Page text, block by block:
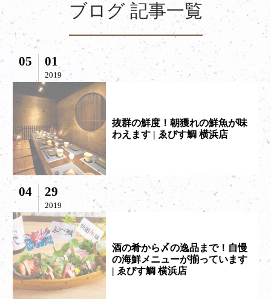
ブログ 記事一覧
05 01
2019
抜群の鮮度！朝獲れの鮮魚が味
わえます | ゑびす鯛 横浜店
04 29
2019
酒の肴から〆の逸品まで！自慢
の海鮮メニューが揃っています
| ゑびす鯛 横浜店